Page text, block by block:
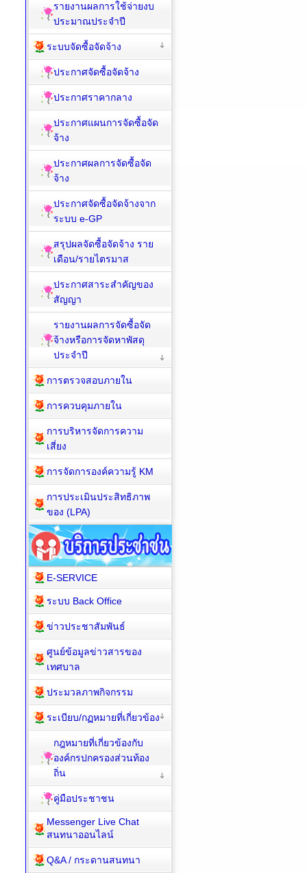
รายงานผลการใช้จ่ายงบ
ประมาณประจำปี
ระบบจัดซื้อจัดจ้าง
ประกาศจัดซื้อจัดจ้าง
ประกาศราคากลาง
ประกาศแผนการจัดซื้อจัด
จ้าง
ประกาศผลการจัดซื้อจัด
จ้าง
ประกาศจัดซื้อจัดจ้างจาก
ระบบ e-GP
สรุปผลจัดซื้อจัดจ้าง ราย
เดือน/รายไตรมาส
ประกาศสาระสำคัญของ
สัญญา
รายงานผลการจัดซื้อจัด
จ้างหรือการจัดหาพัสดุ
ประจำปี
การตรวจสอบภายใน
การควบคุมภายใน
การบริหารจัดการความ
เสี่ยง
การจัดการองค์ความรู้ KM
การประเมินประสิทธิภาพ
ของ (LPA)
E-SERVICE
ระบบ Back Office
ข่าวประชาสัมพันธ์
ศูนย์ข้อมูลข่าวสารของ
เทศบาล
ประมวลภาพกิจกรรม
ระเบียบ/กฏหมายที่เกี่ยวข้อง
กฎหมายที่เกี่ยวข้องกับ
องค์กรปกครองส่วนท้อง
ถิ่น
คู่มือประชาชน
Messenger Live Chat
สนทนาออนไลน์
Q&A / กระดานสนทนา